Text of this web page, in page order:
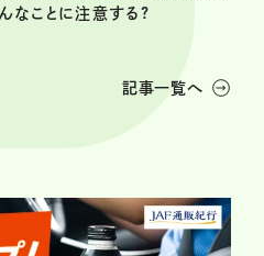
なことに注意する?
記事一覧へ